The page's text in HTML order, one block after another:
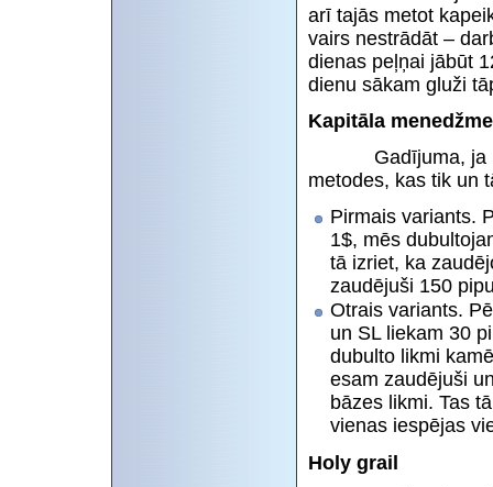
arī tajās metot
vairs nestrādāt –
dienas peļņai jābūt
dienu sākam gluži
Kapitāla
Gadījuma, ja
metodes, kas tik un
Pirmais variants.
1$, mēs
tā izriet, ka
zaudējuši 150
Otrais variants.
un SL liekam 30
dubulto likmi
esam zaudējuši
bāzes likmi. Tas
vienas iespējas
Holy grail